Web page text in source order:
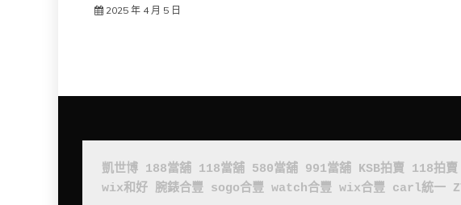
2025 年 4 月 5 日
凱世博 188當舖 118當舖 580當舖 991當舖 KSB拍賣 118拍賣
wix和好
腕錶合豐 sogo合豐 watch合豐 wix合豐 carl統一